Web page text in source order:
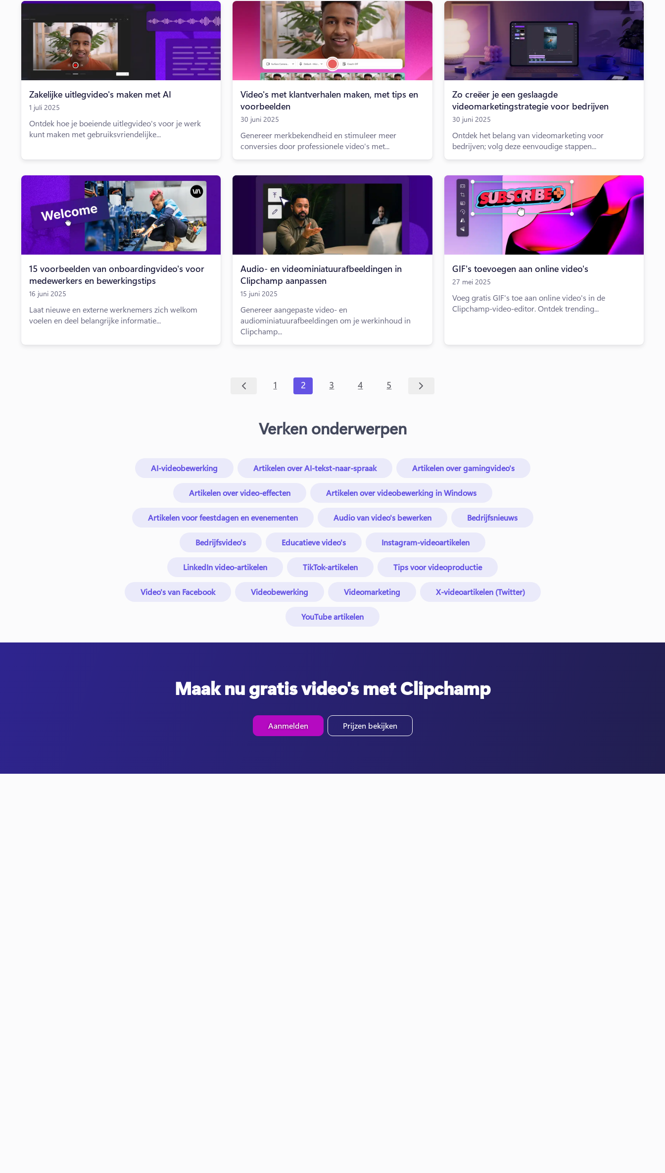
Zakelijke uitlegvideo's maken met AI
1 juli 2025
Ontdek hoe je boeiende uitlegvideo's voor je werk
kunt maken met gebruiksvriendelijke...
Video's met klantverhalen maken, met tips en
voorbeelden
30 juni 2025
Genereer merkbekendheid en stimuleer meer
conversies door professionele video's met...
Zo creëer je een geslaagde
videomarketingstrategie voor bedrijven
30 juni 2025
Ontdek het belang van videomarketing voor
bedrijven; volg deze eenvoudige stappen...
15 voorbeelden van onboardingvideo's voor
medewerkers en bewerkingstips
16 juni 2025
Laat nieuwe en externe werknemers zich welkom
voelen en deel belangrijke informatie...
Audio- en videominiatuurafbeeldingen in
Clipchamp aanpassen
15 juni 2025
Genereer aangepaste video- en
audiominiatuurafbeeldingen om je werkinhoud in
Clipchamp...
GIF's toevoegen aan online video's
27 mei 2025
Voeg gratis GIF's toe aan online video's in de
Clipchamp-video-editor. Ontdek trending...
1 2 3 4 5
Verken onderwerpen
AI-videobewerking Artikelen over AI-tekst-naar-spraak Artikelen over gamingvideo's
Artikelen over video-effecten Artikelen over videobewerking in Windows
Artikelen voor feestdagen en evenementen Audio van video's bewerken Bedrijfsnieuws
Bedrijfsvideo's Educatieve video's Instagram-videoartikelen
LinkedIn video-artikelen TikTok-artikelen Tips voor videoproductie
Video's van Facebook Videobewerking Videomarketing X-videoartikelen (Twitter)
YouTube artikelen
Maak nu gratis video's met Clipchamp
Aanmelden Prijzen bekijken